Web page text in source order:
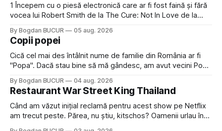
1 Începem cu o piesă electronică care ar fi fost faină și fără
vocea lui Robert Smith de la The Cure: Not In Love de la
a dovedit că jumătatea masculină a acelui duo era cam
dubioasă...) 2. Băgăm la
By Bogdan BUCUR 05 aug. 2026
Copii popei
Cică cel mai des întâlnit nume de familie din România ar fi
"Popa". Dacă stau bine să mă gândesc, am avut vecini Popa
Dexonline spune de etimologia termenului de popă că ar
veni din slava veche, popŭ,
By Bogdan BUCUR 04 aug. 2026
Restaurant War Street King Thailand
Când am văzut inițial reclamă pentru acest show pe Netflix
am trecut peste. Părea, nu știu, kitschos? Oamenii urlau în